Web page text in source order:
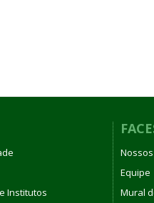
Institutos
Equipe
Mural